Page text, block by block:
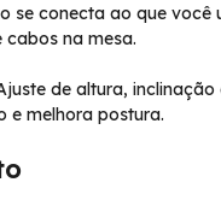
conecta ao que você
na mesa.
de altura,
e melhora postura.